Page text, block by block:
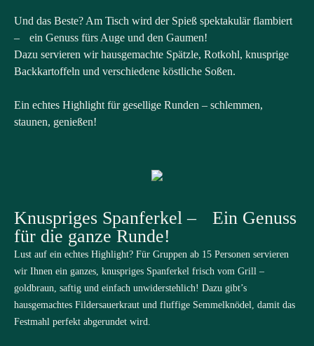
Und das Beste? Am Tisch wird der Spieß spektakulär flambiert
– ein Genuss fürs Auge und den Gaumen!
Dazu servieren wir hausgemachte Spätzle, Rotkohl, knusprige
Backkartoffeln und verschiedene köstliche Soßen.
Ein echtes Highlight für gesellige Runden – schlemmen,
staunen, genießen!
Knuspriges Spanferkel – Ein Genuss
für die ganze Runde!
Lust auf ein echtes Highlight? Für Gruppen ab 15 Personen servieren
wir Ihnen ein ganzes, knuspriges Spanferkel frisch vom Grill –
goldbraun, saftig und einfach unwiderstehlich! Dazu gibt’s
hausgemachtes Fildersauerkraut und fluffige Semmelknödel, damit das
Festmahl perfekt abgerundet wird.